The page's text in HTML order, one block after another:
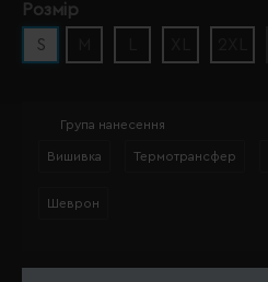
Розмір
S
Група нанесення
Вишивка Термотрансфер
Шеврон